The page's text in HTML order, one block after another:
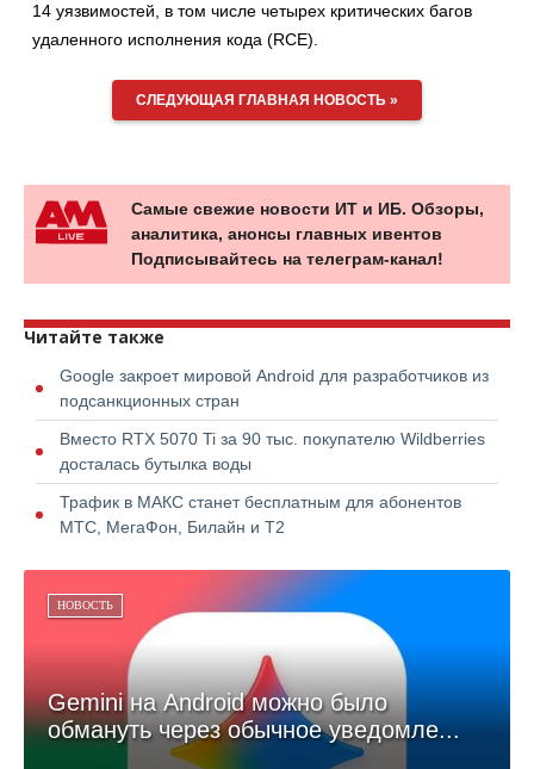
14 уязвимостей, в том числе четырех критических багов
удаленного исполнения кода (RCE).
СЛЕДУЮЩАЯ ГЛАВНАЯ НОВОСТЬ »
Самые свежие новости ИТ и ИБ. Обзоры,
аналитика, анонсы главных ивентов
Подписывайтесь на телеграм-канал!
Читайте также
Google закроет мировой Android для разработчиков из
подсанкционных стран
Вместо RTX 5070 Ti за 90 тыс. покупателю Wildberries
досталась бутылка воды
Трафик в МАКС станет бесплатным для абонентов
МТС, МегаФон, Билайн и Т2
НОВОСТЬ
Gemini на Android можно было
обмануть через обычное уведомле...